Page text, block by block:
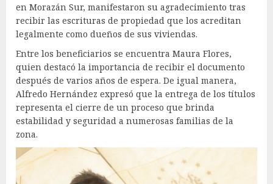
en Morazán Sur, manifestaron su agradecimiento tras
recibir las escrituras de propiedad que los acreditan
legalmente como dueños de sus viviendas.
Entre los beneficiarios se encuentra Maura Flores,
quien destacó la importancia de recibir el documento
después de varios años de espera. De igual manera,
Alfredo Hernández expresó que la entrega de los títulos
representa el cierre de un proceso que brinda
estabilidad y seguridad a numerosas familias de la
zona.